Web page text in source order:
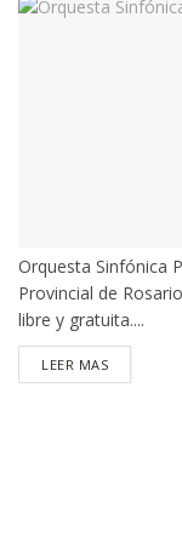
Orquesta Sinfónica
Provincial de
libre y gratuita....
LEER MASDETAILS